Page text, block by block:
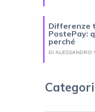
Differenze
PostePay:
perché
DI ALESSANDRO